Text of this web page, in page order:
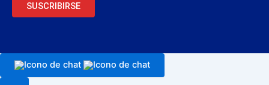
SUSCRIBIRSE